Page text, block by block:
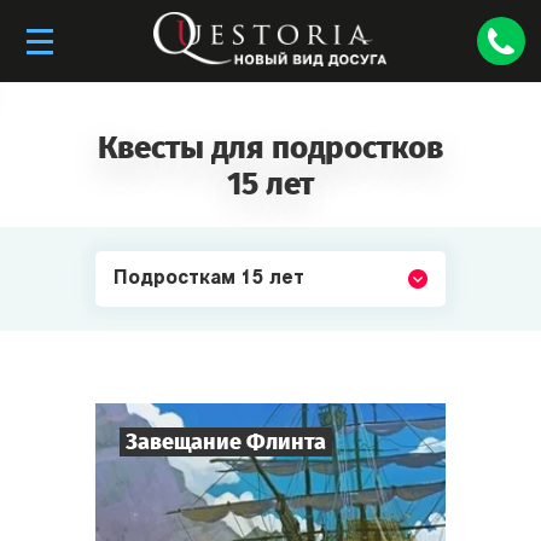
Квесты для подростков
15 лет
Подросткам 15 лет
Завещание Флинта
8-32